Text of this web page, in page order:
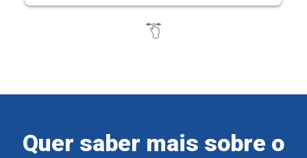
Quer saber mais sobre o